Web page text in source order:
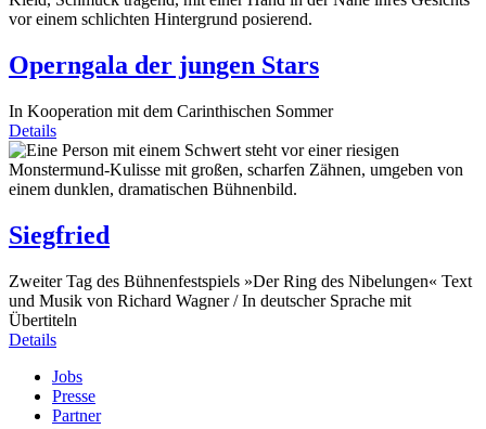
Operngala der jungen Stars
In Kooperation mit dem Carinthischen Sommer
Details
Siegfried
Zweiter Tag des Bühnenfestspiels »Der Ring des Nibelungen« Text
und Musik von Richard Wagner / In deutscher Sprache mit
Übertiteln
Details
Jobs
Presse
Partner